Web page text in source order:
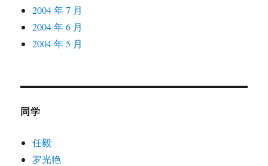
2004 年 7 月
2004 年 6 月
2004 年 5 月
同学
任毅
罗光艳